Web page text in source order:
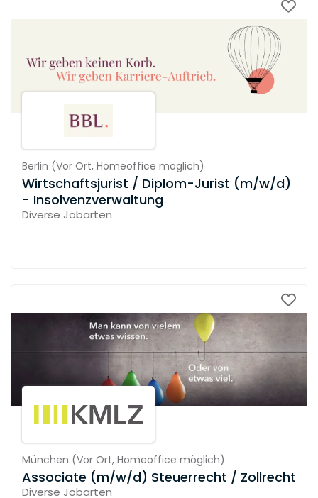
Berlin (Vor Ort, Homeoffice möglich)
Wirtschaftsjurist / Diplom-Jurist (m/w/d)
- Insolvenzverwaltung
Diverse Jobarten
München (Vor Ort, Homeoffice möglich)
Associate (m/w/d) Steuerrecht / Zollrecht
Diverse Jobarten